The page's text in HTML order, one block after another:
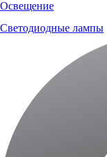
Освещение
Светодиодные лампы